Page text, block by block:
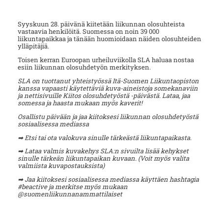
Syyskuun 28. päivänä kiitetään liikunnan olosuhteista
vastaavia henkilöitä. Suomessa on noin 39 000
liikuntapaikkaa ja tänään huomioidaan näiden olosuhteiden
ylläpitäjiä.
Toisen kerran Euroopan urheiluviikolla SLA haluaa nostaa
esiin liikunnan olosuhdetyön merkityksen.
SLA on tuottanut yhteistyössä Itä-Suomen Liikuntaopiston
kanssa vapaasti käytettäviä kuva-aineistoja somekanaviin
ja nettisivuille Kiitos olosuhdetyöstä -päivästä. Lataa, jaa
somessa ja haasta mukaan myös kaverit!
Osallistu päivään ja jaa kiitoksesi liikunnan olosuhdetyöstä
sosiaalisessa mediassa
➡ Etsi tai ota valokuva sinulle tärkeästä liikuntapaikasta.
➡ Lataa valmis kuvakehys SLA:n sivuilta lisää kehykset
sinulle tärkeän liikuntapaikan kuvaan. (Voit myös valita
valmiista kuvapostauksista)
➡ Jaa kiitoksesi sosiaalisessa mediassa käyttäen hashtagia
#beactive ja merkitse myös mukaan
@suomenliikunnanammattilaiset